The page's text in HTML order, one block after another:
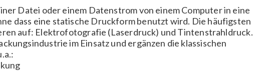
Datei oder einem Datenstrom von einem Computer in eine
dass eine statische Druckform benutzt wird. Die häufigsten
auf: Elektrofotografie (Laserdruck) und Tintenstrahldruck.
im Einsatz und ergänzen die klassischen